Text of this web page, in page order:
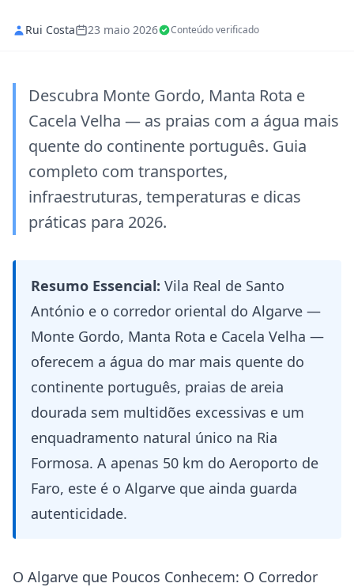
Rui Costa 23 maio 2026 Conteúdo verificado
Descubra Monte Gordo, Manta Rota e
Cacela Velha — as praias com a água mais
quente do continente português. Guia
completo com transportes,
infraestruturas, temperaturas e dicas
práticas para 2026.
Resumo Essencial: Vila Real de Santo
António e o corredor oriental do Algarve —
Monte Gordo, Manta Rota e Cacela Velha —
oferecem a água do mar mais quente do
continente português, praias de areia
dourada sem multidões excessivas e um
enquadramento natural único na Ria
Formosa. A apenas 50 km do Aeroporto de
Faro, este é o Algarve que ainda guarda
autenticidade.
O Algarve que Poucos Conhecem: O Corredor